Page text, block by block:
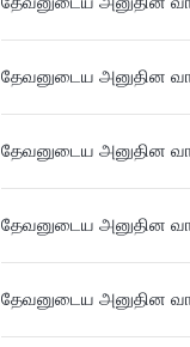
தேவனுடைய அனுதின
தேவனுடைய அனுதின
தேவனுடைய அனுதின
தேவனுடைய அனுதின